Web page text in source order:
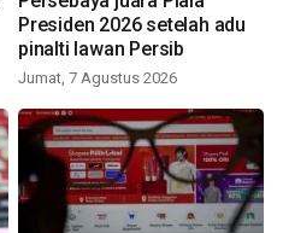
Presiden 2026 setelah adu
pinalti lawan Persib
Jumat, 7 Agustus 2026